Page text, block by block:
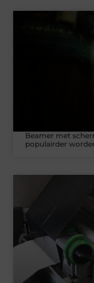
Beamer met
populairder